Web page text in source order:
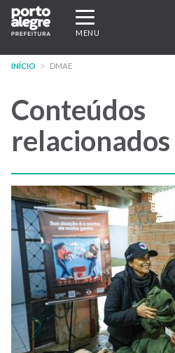
Pular
para
conteúdo
Expandir/recolher
navegação
MENU
INÍCIO DMAE
Conteúdos